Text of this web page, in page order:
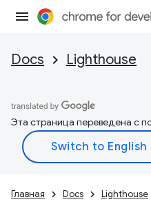
Docs Lighthouse
Эта страница переведена с
Главная Docs Lighthouse